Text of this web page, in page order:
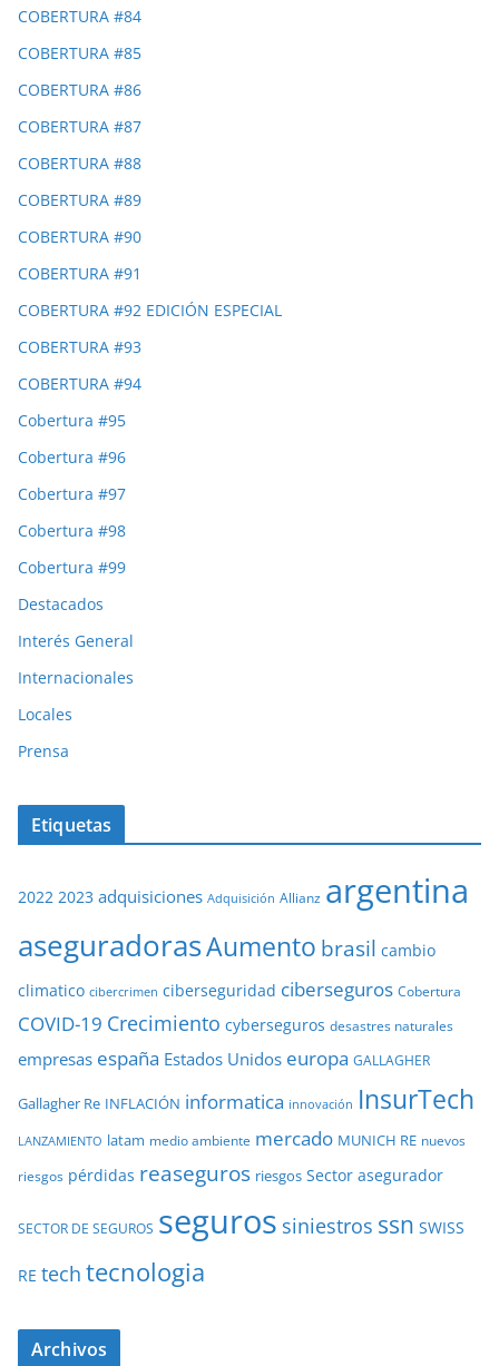
COBERTURA #84
COBERTURA #85
COBERTURA #86
COBERTURA #87
COBERTURA #88
COBERTURA #89
COBERTURA #90
COBERTURA #91
COBERTURA #92 EDICIÓN ESPECIAL
COBERTURA #93
COBERTURA #94
Cobertura #95
Cobertura #96
Cobertura #97
Cobertura #98
Cobertura #99
Destacados
Interés General
Internacionales
Locales
Prensa
Etiquetas
2022 2023 adquisiciones Adquisición Allianz argentina
aseguradorasAumento brasil cambio
climatico cibercrimen ciberseguridad ciberseguros Cobertura
COVID-19 Crecimiento cyberseguros desastres naturales
empresas españa Estados Unidos europa GALLAGHER
Gallagher Re INFLACIÓN informatica innovación InsurTech
LANZAMIENTO latam medio ambiente mercado MUNICH RE nuevos
riesgos pérdidas reaseguros riesgos Sector asegurador
SECTOR DE SEGUROS seguros siniestros ssn SWISS
RE tech tecnologia
Archivos